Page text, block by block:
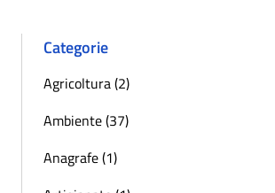
Categorie
Agricoltura (2)
Ambiente (37)
Anagrafe (1)